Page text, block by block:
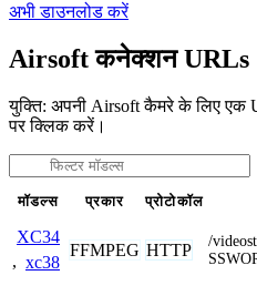
अभी डाउनलोड करें
Airsoft कनेक्शन URLs
युक्ति: अपनी Airsoft कैमरे के लिए एक
पर क्लिक करें।
मॉडल्स प्रकार प्रोटोकॉल
XC34
, xc38
FFMPEG HTTP
/